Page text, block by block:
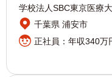
学校法人SBC東京医療
千葉県 浦安市
正社員：年収340万